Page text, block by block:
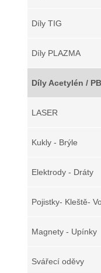
Díly TIG
Díly PLAZMA
Díly Acetylén / PB
LASER
Kukly - Brýle
Elektrody - Dráty
Pojistky- Kleště-
Magnety - Upínky
Svářecí oděvy